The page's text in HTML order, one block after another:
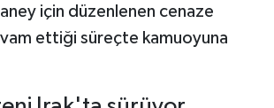
için düzenlenen cenaze
ettiği süreçte kamuoyuna